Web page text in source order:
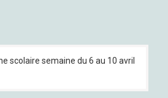
scolaire semaine du 6 au 10 avril